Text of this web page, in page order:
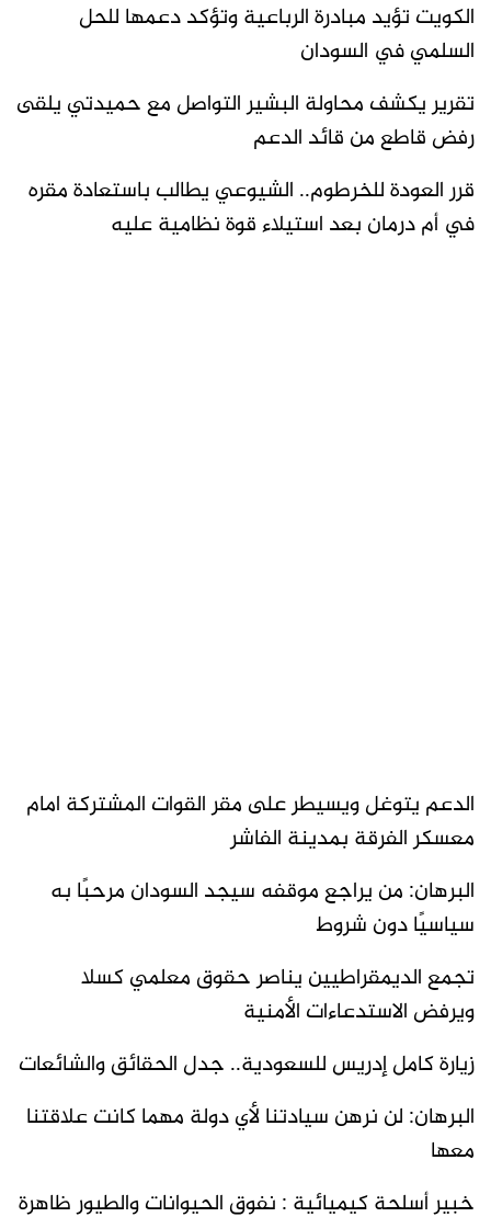
الكويت تؤيد مبادرة الرباعية وتؤكد دعمها للحل
السلمي في السودان
تقرير يكشف محاولة البشير التواصل مع حميدتي يلقى
رفض قاطع من قائد الدعم
قرر العودة للخرطوم.. الشيوعي يطالب باستعادة مقره
في أم درمان بعد استيلاء قوة نظامية عليه
الدعم يتوغل ويسيطر على مقر القوات المشتركة امام
معسكر الفرقة بمدينة الفاشر
البرهان: من يراجع موقفه سيجد السودان مرحبًا به
سياسيًا دون شروط
تجمع الديمقراطيين يناصر حقوق معلمي كسلا
ويرفض الاستدعاءات الأمنية
زيارة كامل إدريس للسعودية.. جدل الحقائق والشائعات
البرهان: لن نرهن سيادتنا لأي دولة مهما كانت علاقتنا
معها
خبير أسلحة كيميائية : نفوق الحيوانات والطيور ظاهرة